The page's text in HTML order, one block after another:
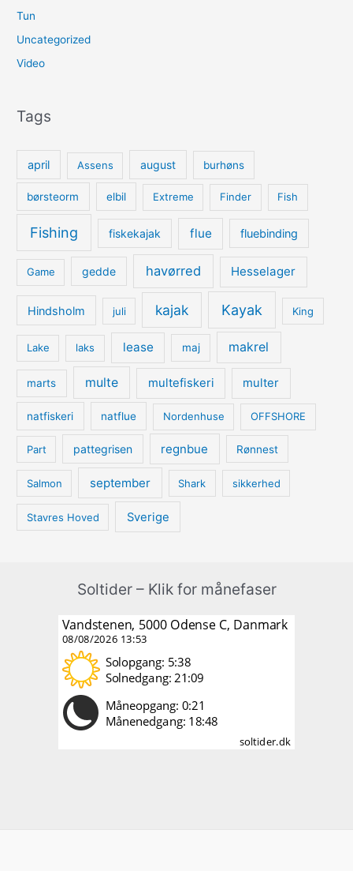
Tun
Uncategorized
Video
Tags
april Assens august burhøns
børsteorm elbil Extreme Finder Fish
Fishing fiskekajak flue fluebinding
Game gedde havørred Hesselager
Hindsholm juli kajak Kayak King
Lake laks lease maj makrel
marts multe multefiskeri multer
natfiskeri natflue Nordenhuse OFFSHORE
Part pattegrisen regnbue Rønnest
Salmon september Shark sikkerhed
Stavres Hoved Sverige
Soltider – Klik for månefaser